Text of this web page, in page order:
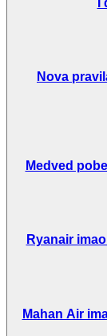
Nova
Medved
Ryanair
Mahan Air